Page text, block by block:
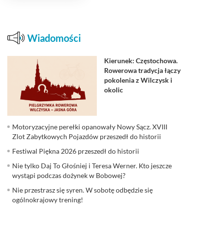
Wiadomości
Kierunek: Częstochowa.
Rowerowa tradycja łączy
pokolenia z Wilczysk i
okolic
Motoryzacyjne perełki opanowały Nowy Sącz. XVIII
Zlot Zabytkowych Pojazdów przeszedł do historii
Festiwal Piękna 2026 przeszedł do historii
Nie tylko Daj To Głośniej i Teresa Werner. Kto jeszcze
wystąpi podczas dożynek w Bobowej?
Nie przestrasz się syren. W sobotę odbędzie się
ogólnokrajowy trening!